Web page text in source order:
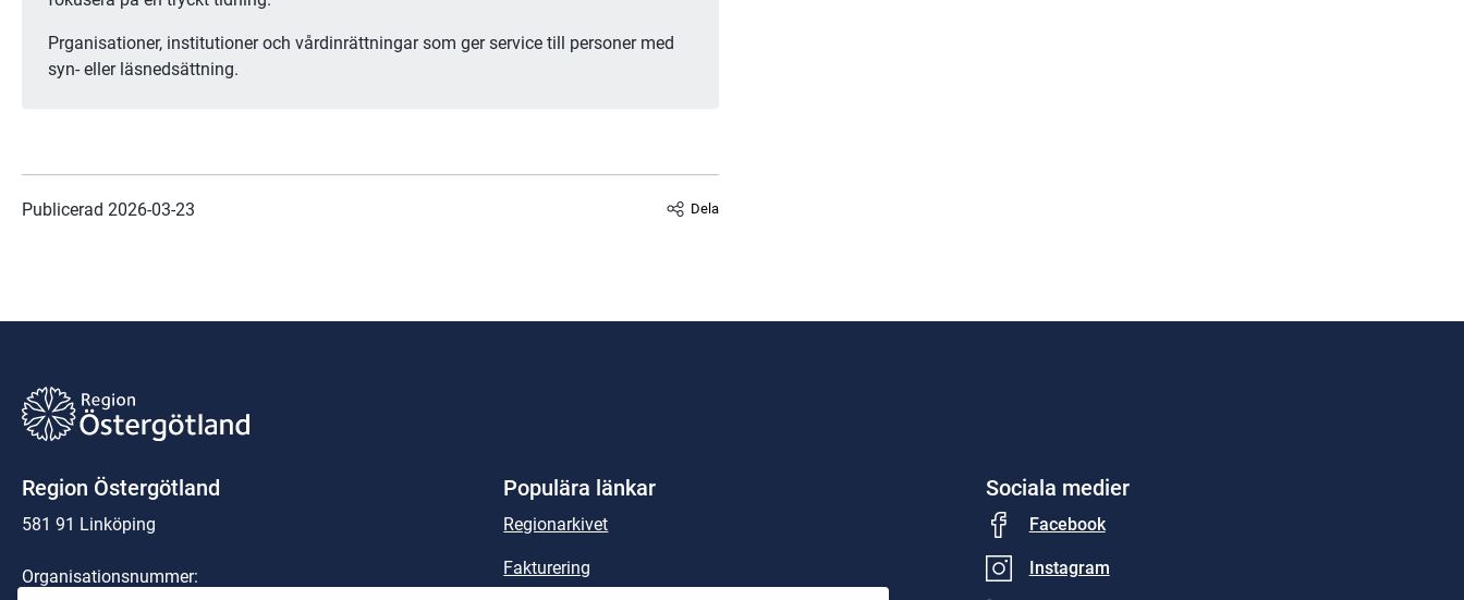
Prganisationer, institutioner och vårdinrättningar som ger service till personer med
syn- eller läsnedsättning.
Publicerad 2026-03-23 Dela
Region Östergötland
581 91 Linköping
Organisationsnummer:
Populära länkar
Regionarkivet
Fakturering
Sociala medier
Facebook
Instagram